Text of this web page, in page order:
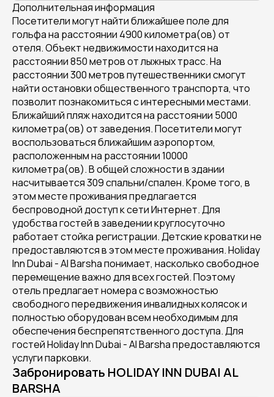
Дополнительная информация
Посетители могут найти ближайшее поле для
гольфа на расстоянии 4900 километра(ов) от
отеля. Объект недвижимости находится на
расстоянии 850 метров от лыжных трасс. На
расстоянии 300 метров путешественники смогут
найти остановки общественного транспорта, что
позволит познакомиться с интересными местами.
Ближайший пляж находится на расстоянии 5000
километра(ов) от заведения. Посетители могут
воспользоваться ближайшим аэропортом,
расположенным на расстоянии 10000
километра(ов). В общей сложности в здании
насчитывается 309 спальни/спален. Кроме того, в
этом месте проживания предлагается
беспроводной доступ к сети Интернет. Для
удобства гостей в заведении круглосуточно
работает стойка регистрации. Детские кроватки не
предоставляются в этом месте проживания. Holiday
Inn Dubai - Al Barsha понимает, насколько свободное
перемещение важно для всех гостей. Поэтому
отель предлагает номера с возможностью
свободного передвижения инвалидных колясок и
полностью оборудован всем необходимым для
обеспечения беспрепятственного доступа. Для
гостей Holiday Inn Dubai - Al Barsha предоставляются
услуги парковки.
Забронировать HOLIDAY INN DUBAI AL
BARSHA